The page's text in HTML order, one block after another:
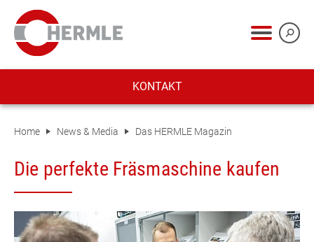
KONTAKT
Home News & Media Das HERMLE Magazin
Die perfekte Fräsmaschine kaufen